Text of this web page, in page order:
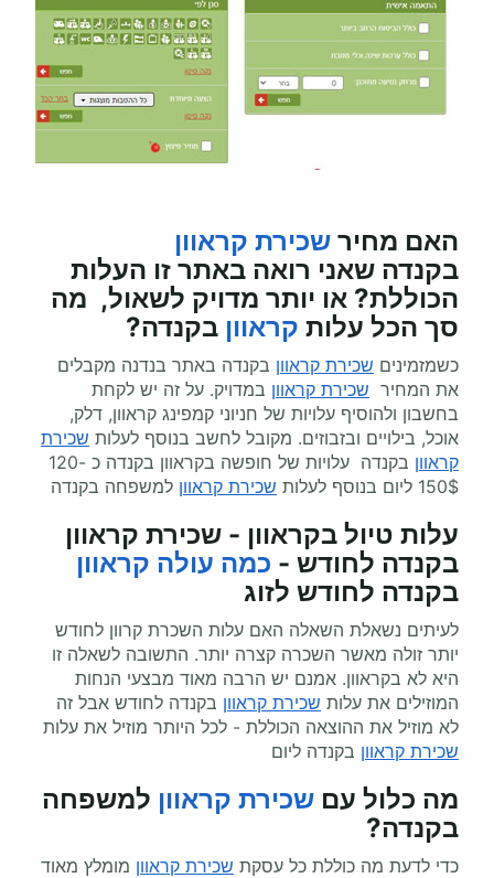
האם מחיר שכירת קראוון
בקנדה שאני רואה באתר זו העלות
הכוללת? או יותר מדויק לשאול, מה
סך הכל עלות קראוון בקנדה?
כשמזמינים שכירת קראוון בקנדה באתר בנדנה מקבלים
את המחיר שכירת קראוון במדויק. על זה יש לקחת
בחשבון ולהוסיף עלויות של חניוני קמפינג קראוון, דלק,
אוכל, בילויים ובזבוזים. מקובל לחשב בנוסף לעלות שכירת
קראוון
בקנדה עלויות של חופשה בקראוון בקנדה כ 120-
150$ ליום בנוסף לעלות
שכירת קראוון למשפחה בקנדה
עלות טיול בקראוון - שכירת קראוון
בקנדה לחודש - כמה עולה קראוון
בקנדה לחודש לזוג
לעיתים נשאלת השאלה האם עלות השכרת קרוון לחודש
יותר זולה מאשר השכרה קצרה יותר. התשובה לשאלה זו
היא לא בקראוון. אמנם יש הרבה מאוד מבצעי הנחות
המוזילים את עלות שכירת קראוון בקנדה לחודש אבל זה
לא מוזיל את ההוצאה הכוללת - לכל היותר מוזיל את עלות
שכירת קראוון בקנדה ליום
מה כלול עם שכירת קראוון למשפחה
בקנדה?
כדי לדעת מה כוללת כל עסקת שכירת קראוון מומלץ מאוד